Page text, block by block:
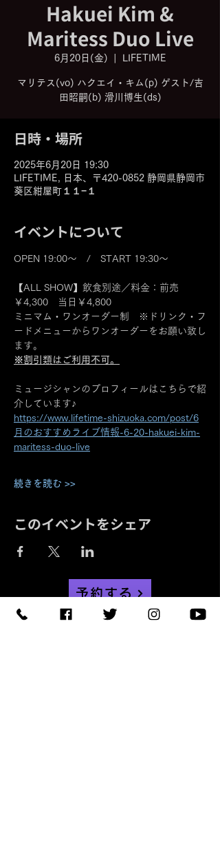
Hakuei Kim &
Maritess Duo Live
6月20日(金) LIFETIME
マリテス(vo) ハクエイ・キム(p) ゲスト/吉
田昭嗣(b) 滑川博生(ds)
日時・場所
2025年6月20日 19:30
LIFETIME, 日本、〒420-0852 静岡県静岡市
葵区紺屋町１１−１
イベントについて
OPEN 19:00～　/　START 19:30～
【ALL SHOW】飲食別途／料金：前売
￥4,300　当日￥4,800
ミニマム・ワンオーダー制　※ドリンク・フ
ードメニューからワンオーダーをお願い致し
ます。
※割引類はご利用不可。
ミュージシャンのプロフィールはこちらで紹
介しています♪
https://www.lifetime-shizuoka.com/post/6
月のおすすめライブ情報-6-20-hakuei-kim-
maritess-duo-live
続きを読む >>
このイベントをシェア
予約する